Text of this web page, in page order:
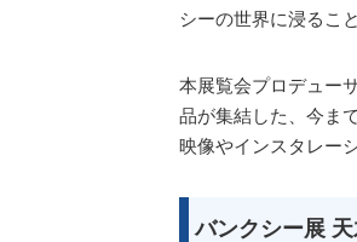
シーの世界に浸るこ
本展覧会プロデュー
品が集結した、今ま
映像やインスタレー
バンクシー展